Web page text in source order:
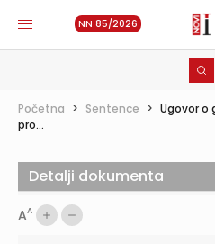
NN 85/2026
Početna > Sentence > Ugovor o
pro...
AA
Detalji dokumenta